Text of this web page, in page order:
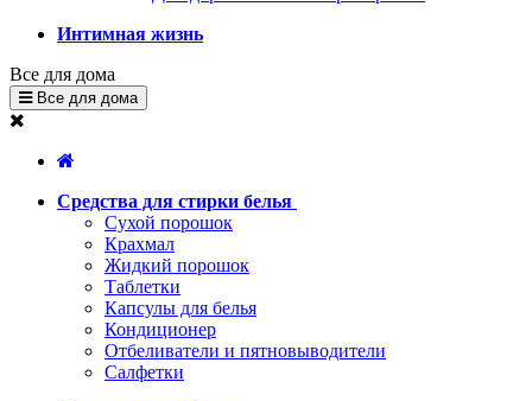
Интимная жизнь
Все для дома
Все для дома
Средства для стирки белья
Сухой порошок
Крахмал
Жидкий порошок
Таблетки
Капсулы для белья
Кондиционер
Отбеливатели и пятновыводители
Салфетки